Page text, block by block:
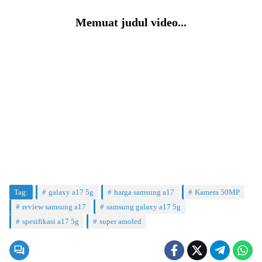
Memuat judul video...
Tag: galaxy a17 5g harga samsung a17
Kamera 50MP
review samsung a17
samsung galaxy a17 5g
spesifikasi a17 5g
super amoled